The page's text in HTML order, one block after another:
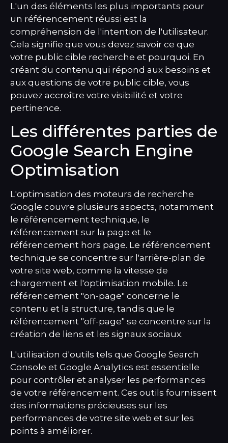
L'un des éléments les plus importants pour
un référencement réussi est la
compréhension de l'intention de l'utilisateur.
Cela signifie que vous devez savoir ce que
votre public cible recherche et pourquoi. En
créant du contenu qui répond aux besoins et
aux questions de votre public cible, vous
pouvez accroître votre visibilité et votre
pertinence.
Les différentes parties de
Google Search Engine
Optimisation
L'optimisation des moteurs de recherche
Google couvre plusieurs aspects, notamment
le référencement technique, le
référencement sur la page et le
référencement hors page. Le référencement
technique se concentre sur l'arrière-plan de
votre site web, comme la vitesse de
chargement et l'optimisation mobile. Le
référencement "on-page" concerne le
contenu et la structure, tandis que le
référencement "off-page" se concentre sur la
création de liens et les signaux sociaux.
L'utilisation d'outils tels que Google Search
Console et Google Analytics est essentielle
pour contrôler et analyser les performances
de votre référencement. Ces outils fournissent
des informations précieuses sur les
performances de votre site web et sur les
points à améliorer.